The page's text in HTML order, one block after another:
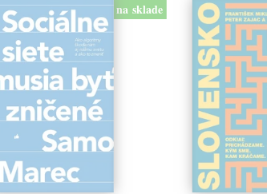
na sklade